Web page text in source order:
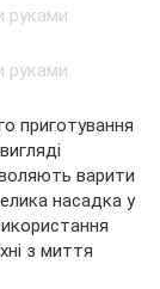
приготування
варити
насадка у
з миття